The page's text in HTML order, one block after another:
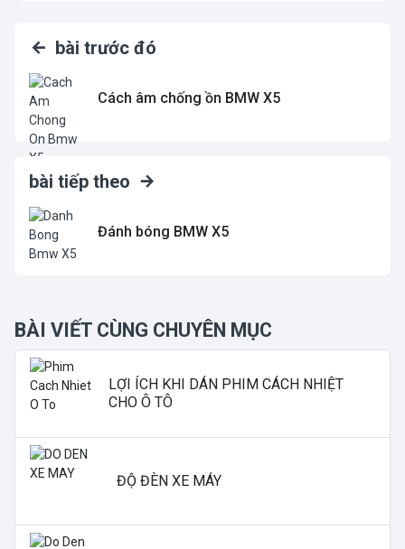
bài trước đó
Cách âm chống ồn BMW X5
bài tiếp theo
Đánh bóng BMW X5
BÀI VIẾT CÙNG CHUYÊN MỤC
LỢI ÍCH KHI DÁN PHIM CÁCH NHIỆT
CHO Ô TÔ
ĐỘ ĐÈN XE MÁY